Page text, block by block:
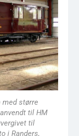
med større
til HM
til
i Randers,